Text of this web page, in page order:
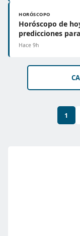
HORÓSCOPO
Horóscopo de
predicciones
Hace 9h
1